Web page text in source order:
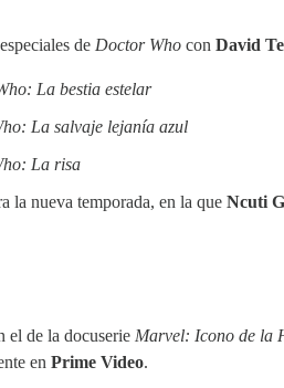
de Doctor Who con David
La bestia estelar
La salvaje lejanía azul
La risa
la nueva temporada, en la que Ncuti
el de la docuserie Marvel: Icono de la
en Prime Video.